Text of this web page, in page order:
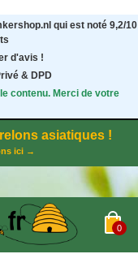
qui est noté 9,2/10
d'avis !
& DPD
contenu. Merci de votre
asiatiques !
ici →
0